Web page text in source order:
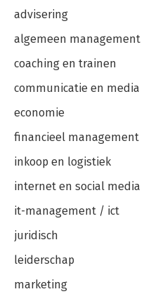
advisering
algemeen management
coaching en trainen
communicatie en media
economie
financieel management
inkoop en logistiek
internet en social media
it-management / ict
juridisch
leiderschap
marketing